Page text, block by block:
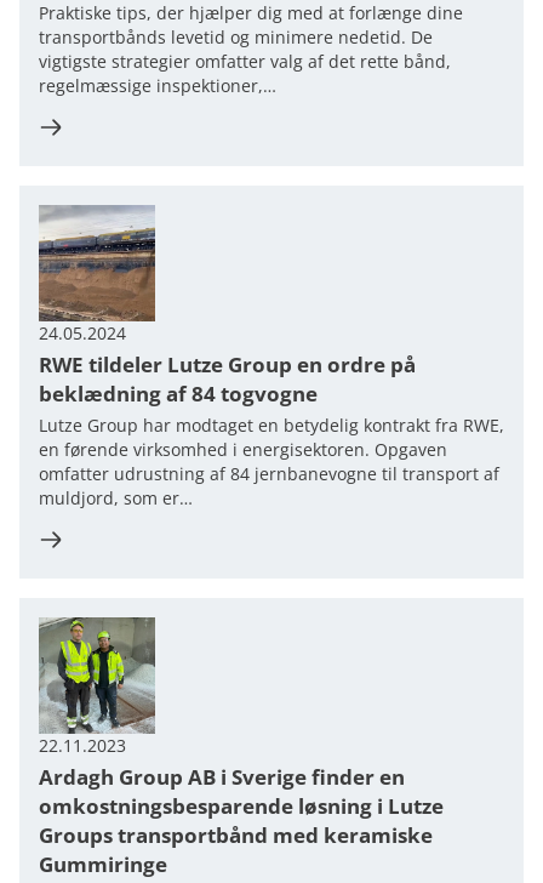
Praktiske tips, der hjælper dig med at forlænge dine
transportbånds levetid og minimere nedetid. De
vigtigste strategier omfatter valg af det rette bånd,
regelmæssige inspektioner,…
24.05.2024
RWE tildeler Lutze Group en ordre på
beklædning af 84 togvogne
Lutze Group har modtaget en betydelig kontrakt fra RWE,
en førende virksomhed i energisektoren. Opgaven
omfatter udrustning af 84 jernbanevogne til transport af
muldjord, som er…
22.11.2023
Ardagh Group AB i Sverige finder en
omkostningsbesparende løsning i Lutze
Groups transportbånd med keramiske
Gummiringe